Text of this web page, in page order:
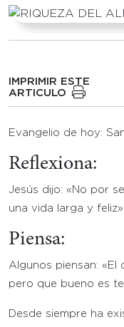
IMPRIMIR ESTE
ARTICULO
Evangelio de hoy: San
Reflexiona:
Jesús dijo: «No por
una vida larga y feliz».
Piensa:
Algunos piensan: «El
pero que bueno es
Desde siempre ha